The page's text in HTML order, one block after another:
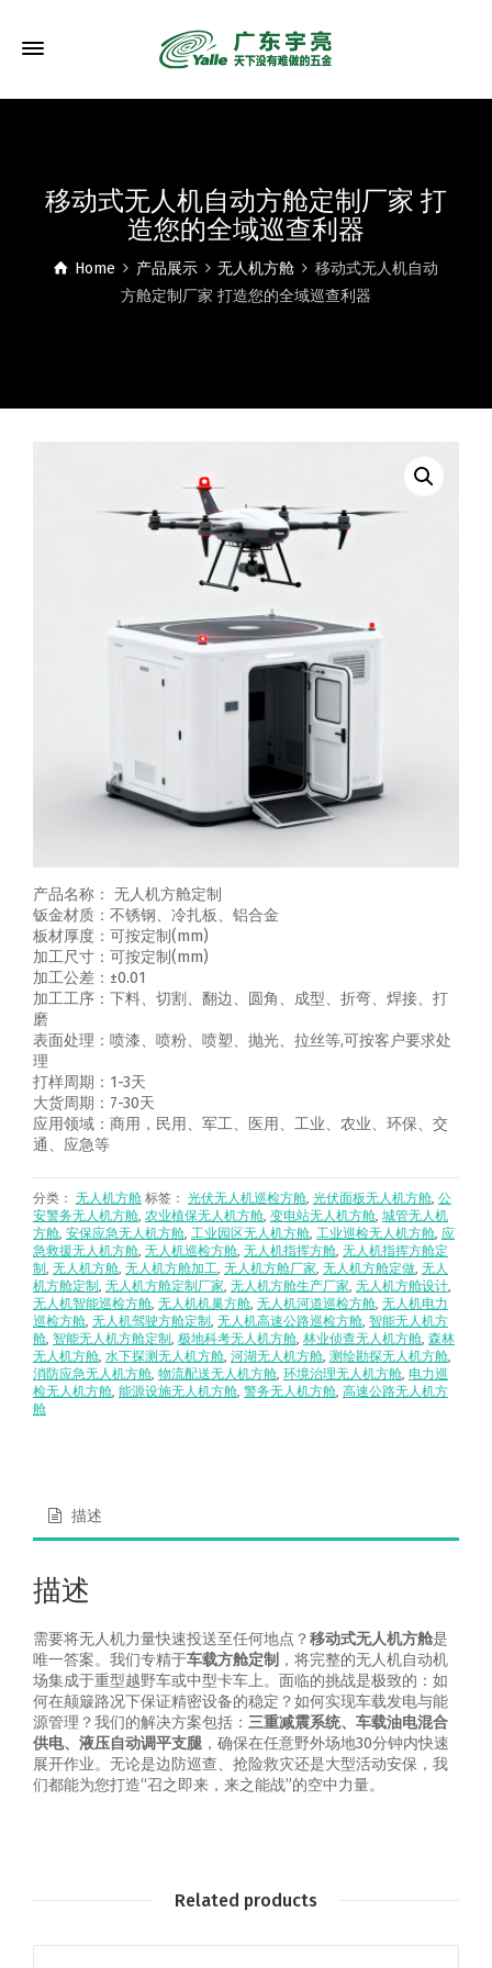
移动式无人机自动方舱定制厂家 打
造您的全域巡查利器
Home 产品展示 无人机方舱
移动式无人机自动
方舱定制厂家 打造您的全域巡查利器
产品名称： 无人机方舱定制
钣金材质：不锈钢、冷扎板、铝合金
板材厚度：可按定制(mm)
加工尺寸：可按定制(mm)
加工公差：±0.01
加工工序：下料、切割、翻边、圆角、成型、折弯、焊接、打
磨
表面处理：喷漆、喷粉、喷塑、抛光、拉丝等,可按客户要求处
理
打样周期：1-3天
大货周期：7-30天
应用领域：商用，民用、军工、医用、工业、农业、环保、交
通、应急等
分类： 无人机方舱 标签： 光伏无人机巡检方舱, 光伏面板无人机方舱, 公
安警务无人机方舱, 农业植保无人机方舱, 变电站无人机方舱, 城管无人机
方舱, 安保应急无人机方舱, 工业园区无人机方舱, 工业巡检无人机方舱, 应
急救援无人机方舱, 无人机巡检方舱, 无人机指挥方舱, 无人机指挥方舱定
制 , 无人机方舱, 无人机方舱加工, 无人机方舱厂家, 无人机方舱定做, 无人
机方舱定制 , 无人机方舱定制厂家, 无人机方舱生产厂家, 无人机方舱设计,
无人机智能巡检方舱, 无人机机巢方舱, 无人机河道巡检方舱, 无人机电力
巡检方舱, 无人机驾驶方舱定制 , 无人机高速公路巡检方舱, 智能无人机方
舱, 智能无人机方舱定制 , 极地科考无人机方舱, 林业侦查无人机方舱, 森林
无人机方舱, 水下探测无人机方舱, 河湖无人机方舱, 测绘勘探无人机方舱,
消防应急无人机方舱, 物流配送无人机方舱, 环境治理无人机方舱, 电力巡
检无人机方舱, 能源设施无人机方舱, 警务无人机方舱, 高速公路无人机方
舱
描述
描述
需要将无人机力量快速投送至任何地点？移动式无人机方舱是
唯一答案。我们专精于车载方舱定制 ，将完整的无人机自动机
场集成于重型越野车或中型卡车上。面临的挑战是极致的：如
何在颠簸路况下保证精密设备的稳定？如何实现车载发电与能
源管理？我们的解决方案包括： 三重减震系统、车载油电混合
供电、液压自动调平支腿 ，确保在任意野外场地30分钟内快速
展开作业。无论是边防巡查、抢险救灾还是大型活动安保，我
们都能为您打造“召之即来，来之能战”的空中力量。
Related products